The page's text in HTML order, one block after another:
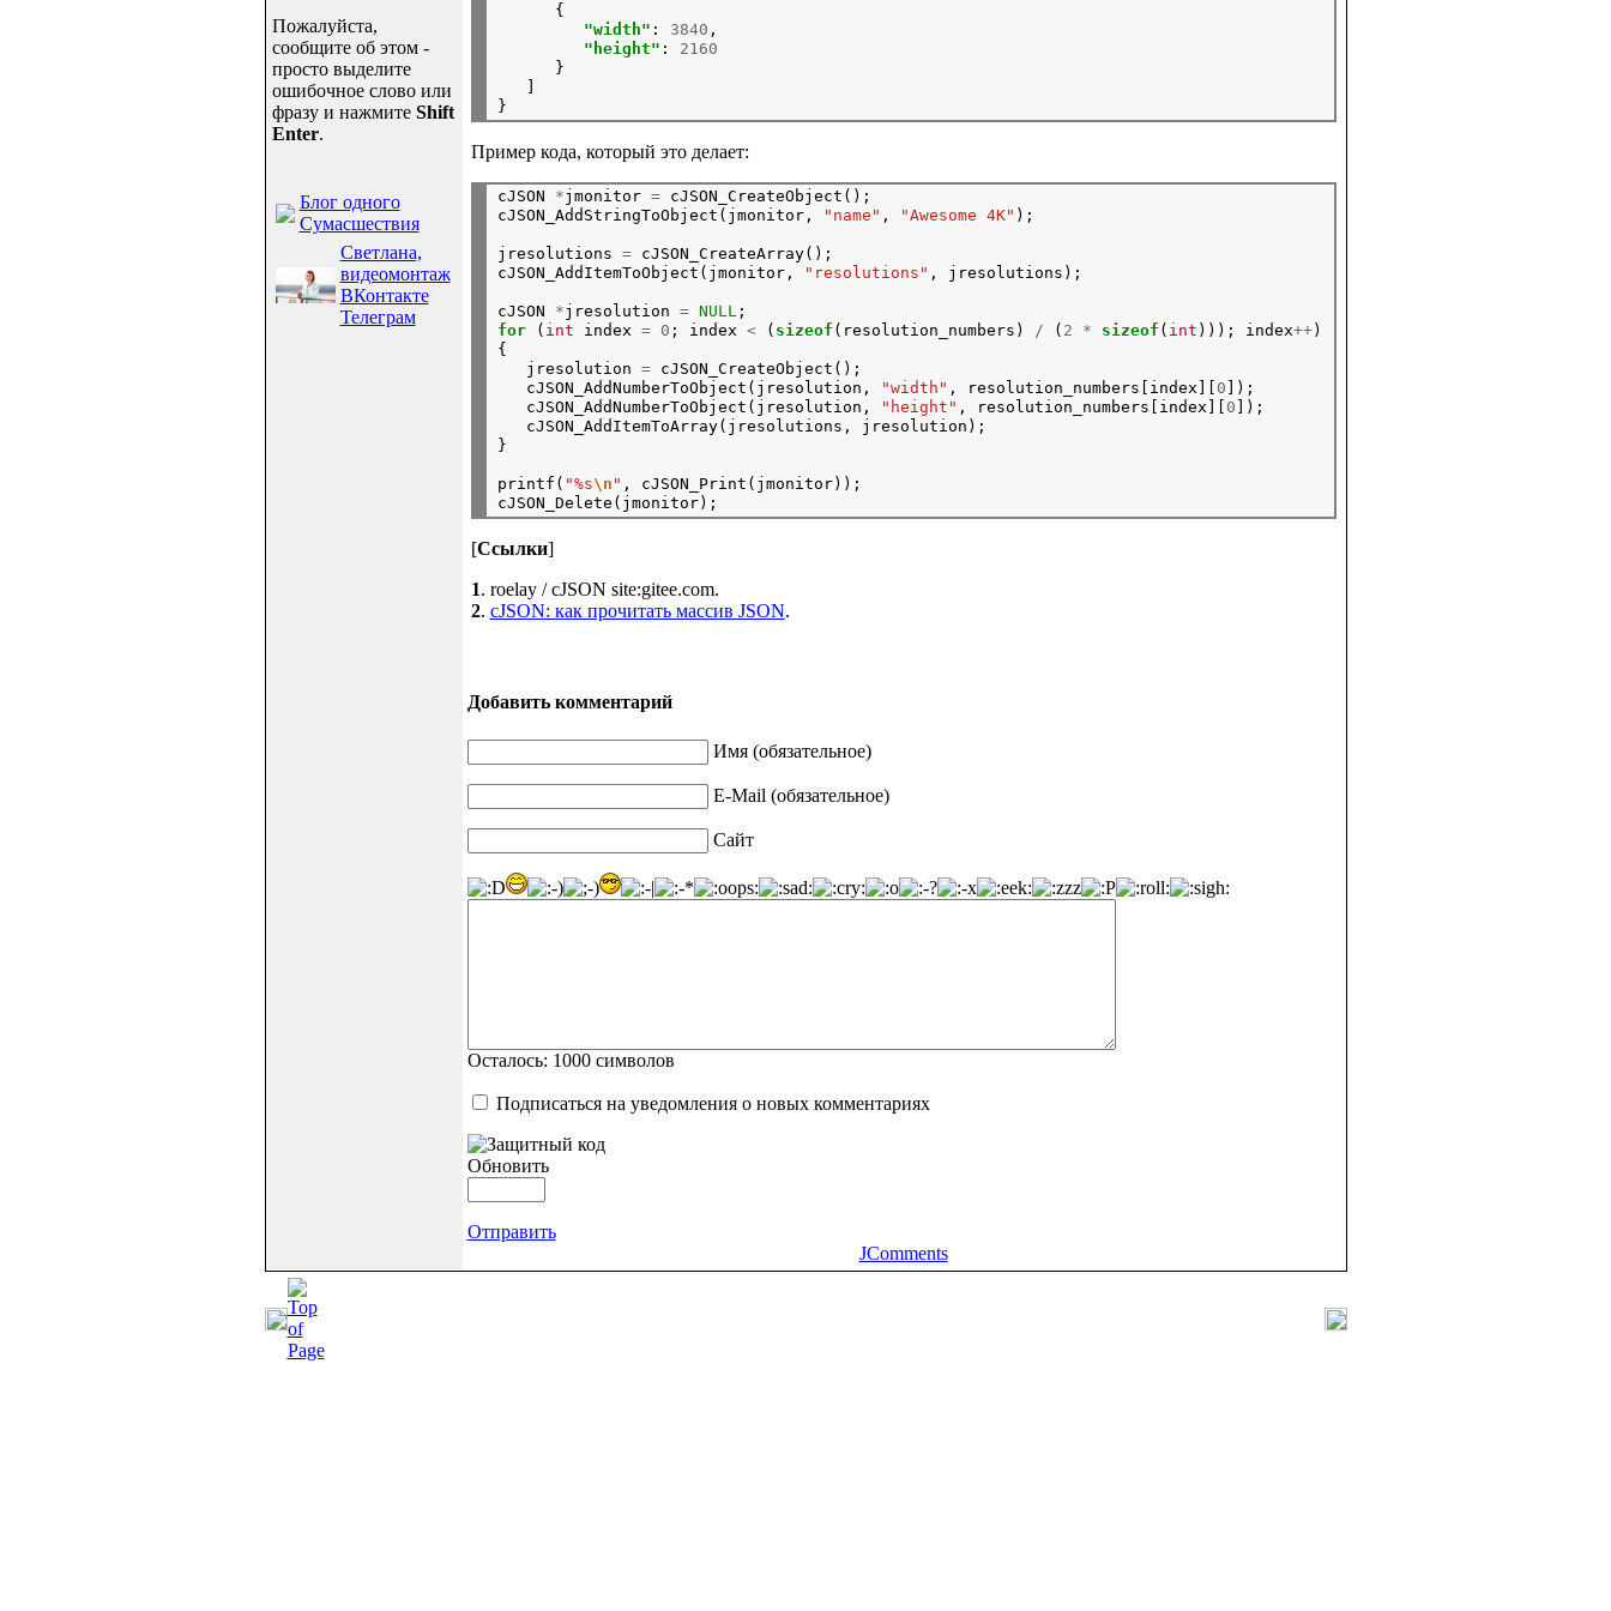
Пожалуйста,
сообщите об этом -
просто выделите
ошибочное слово или
фразу и нажмите Shift
Enter.
Блог одного
Сумасшествия
Светлана,
видеомонтаж
ВКонтакте
Телеграм
      {
"width" : 3840 ,
"height" : 2160
      }
Пример кода, который это делает:
cJSON *jmonitor = cJSON_CreateObject();
cJSON_AddStringToObject(jmonitor,
"name" , "Awesome 4K"
jresolutions = cJSON_CreateArray();
cJSON_AddItemToObject(jmonitor,
"resolutions"
cJSON *jresolution = NULL;
for ( int index = 0 ; index < ( sizeof (resolution_numbers) / ( 2 * sizeof ( int ))); index++)
{
   jresolution
= cJSON_CreateObject();
   cJSON_AddNumberToObject(jresolution,
"width" , resolution_numbers[index][ 0 ]);
   cJSON_AddNumberToObject(jresolution,
"height" , resolution_numbers[index][ 0 ]);
   cJSON_AddItemToArray(jresolutions, jresolution);
printf( "%s\n " , cJSON_Print(jmonitor));
[Ссылки]
1. roelay / cJSON site:gitee.com.
2. cJSON: как прочитать массив JSON.
Добавить комментарий
Имя (обязательное)
E-Mail (обязательное)
Сайт
Осталось: 1000символов
Подписаться на уведомления о новых комментариях
Обновить
Отправить
JComments